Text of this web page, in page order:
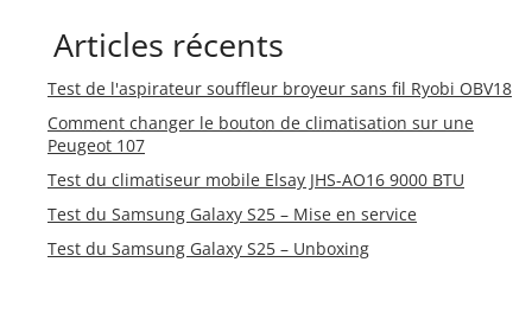
Articles récents
Test de l'aspirateur souffleur broyeur sans fil Ryobi OBV18
Comment changer le bouton de climatisation sur une
Peugeot 107
Test du climatiseur mobile Elsay JHS-AO16 9000 BTU
Test du Samsung Galaxy S25 – Mise en service
Test du Samsung Galaxy S25 – Unboxing